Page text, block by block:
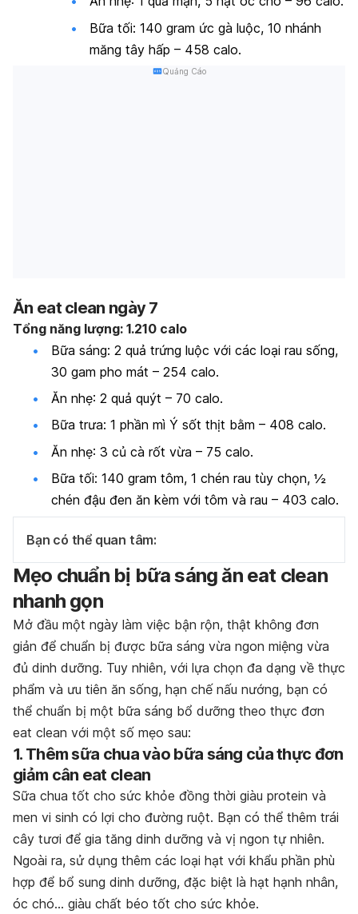
Bữa tối: 140 gram ức gà luộc, 10 nhánh
măng tây hấp – 458 calo.
Quảng Cáo
Ăn eat clean ngày 7
Tổng năng lượng: 1.210 calo
Bữa sáng: 2 quả trứng luộc với các loại rau sống,
30 gam pho mát – 254 calo.
Ăn nhẹ: 2 quả quýt – 70 calo.
Bữa trưa: 1 phần mì Ý sốt thịt bằm – 408 calo.
Ăn nhẹ: 3 củ cà rốt vừa – 75 calo.
Bữa tối: 140 gram tôm, 1 chén rau tùy chọn, ½
chén đậu đen ăn kèm với tôm và rau – 403 calo.
Bạn có thể quan tâm:
Mẹo chuẩn bị bữa sáng ăn eat clean
nhanh gọn
Mở đầu một ngày làm việc bận rộn, thật không đơn
giản để chuẩn bị được bữa sáng vừa ngon miệng vừa
đủ dinh dưỡng. Tuy nhiên, với lựa chọn đa dạng về thực
phẩm và ưu tiên ăn sống, hạn chế nấu nướng, bạn có
thể chuẩn bị một bữa sáng bổ dưỡng theo thực đơn
eat clean với một số mẹo sau:
1. Thêm sữa chua vào bữa sáng của thực đơn
giảm cân eat clean
Sữa chua tốt cho sức khỏe đồng thời giàu protein và
men vi sinh có lợi cho đường ruột. Bạn có thể thêm trái
cây tươi để gia tăng dinh dưỡng và vị ngon tự nhiên.
Ngoài ra, sử dụng thêm các loại hạt với khẩu phần phù
hợp để bổ sung dinh dưỡng, đặc biệt là hạt hạnh nhân,
óc chó… giàu chất béo tốt cho sức khỏe.